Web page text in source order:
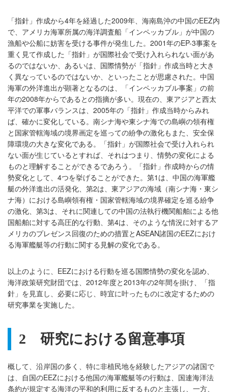
「指針」作成から4年を経過した2009年、海南島沖の中国のEEZ内
で、アメリカ海軍所属の海洋調査船「インペッカブル」が中国の
漁船や公船に妨害を受ける事件が発生した。2001年のEP-3事案を
重く見て作成した「指針」が国際社会で受け入れられない面があ
るのではないか、あるいは、国際情勢が「指針」作成当時と大き
く異なっているのではないか、といったことが思慮された。中国
海軍の外洋進出が顕著となるのは、「インペッカブル事案」の前
年の2008年からであるとの指摘が多い。現在の、東アジアと西太
平洋での軍事バランスは、2005年の「指針」作成当時からみれ
ば、確かに変化している。南シナ海や東シナ海での島嶼の領有権
と国家管轄海域の境界画定を巡っての紛争の激化もまた、安全保
障環境の大きな変化である。「指針」が国際社会で受け入れられ
ない面が生じているとすれば、それはつまり、情勢の変化による
ものと理解することができるであろう。「指針」作成時からの情
勢変化として、4つを挙げることができた。第1は、中国の海軍艦
艇の外洋進出の活発化、第2は、東アジアの海域（南シナ海・東シ
ナ海）における島嶼領有権・国家管轄海域の境界確定を巡る紛争
の激化、第3は、それに関連しての中国の法執行機関船舶による他
国船舶に対する高圧的な行動、第4は、そのような情況に対するア
メリカのプレゼンス回復のための措置とASEAN諸国のEEZにおけ
る海軍艦艇等の行動に関する見解の変化である。
以上のように、EEZにおける行動を巡る国際情勢の変化を認め、
海洋政策研究財団では、2012年度と2013年の2年間を掛け、「指
針」を見直し、必要に応じ、時宜に叶ったものに改定するための
研究事業を実施した。
2 研究における留意事項
概して、沿岸国の多く、特に非植民地を経験したアジアの諸国で
は、自国のEEZにおける他国の海軍艦艇等の行動は、国連海洋法
条約が規定する海洋の平和的利用に反するものと主張し、一方、